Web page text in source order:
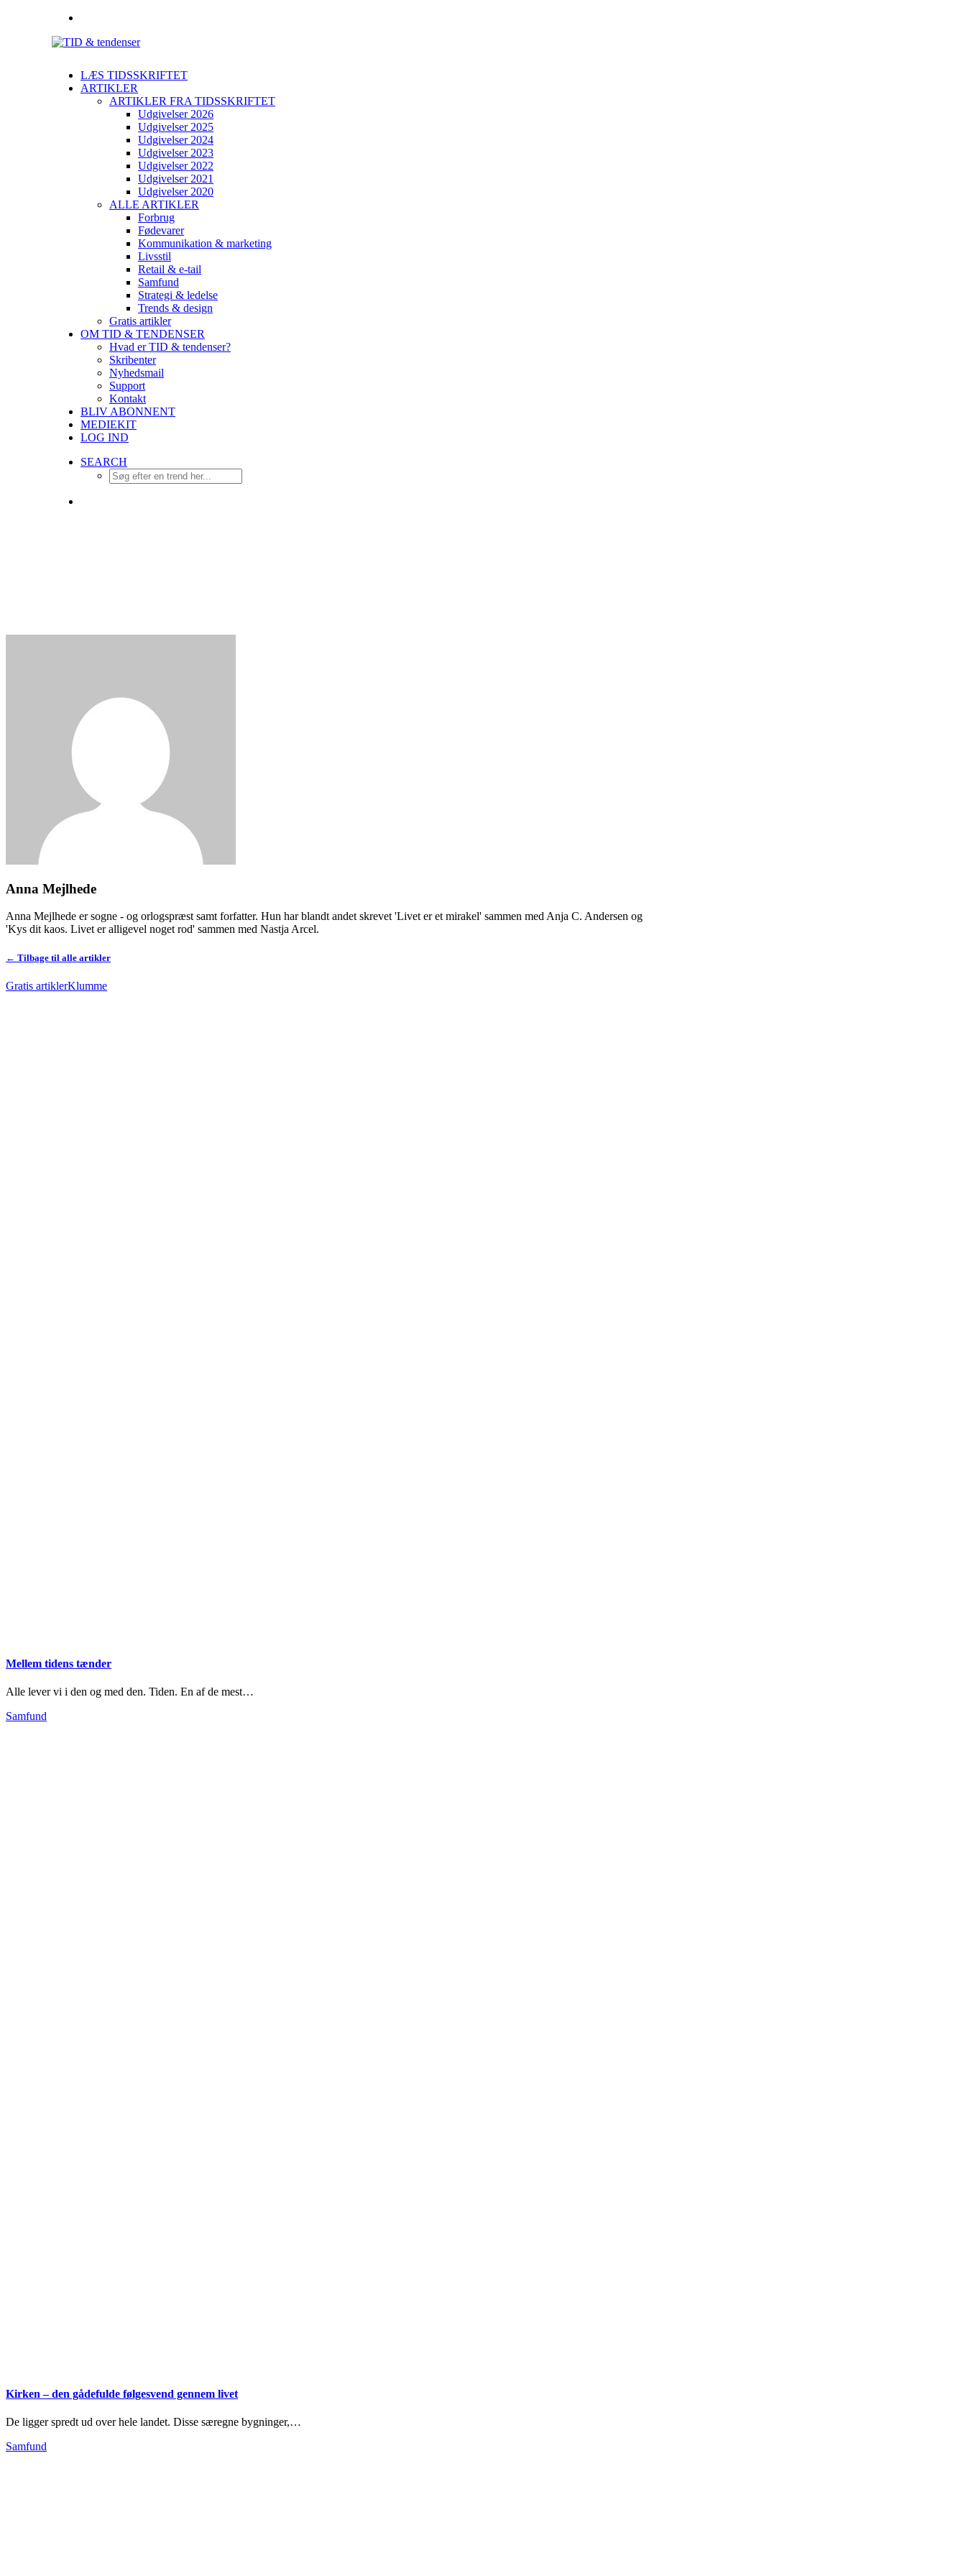
LÆS TIDSSKRIFTET
ARTIKLER
ARTIKLER FRA TIDSSKRIFTET
Udgivelser 2026
Udgivelser 2025
Udgivelser 2024
Udgivelser 2023
Udgivelser 2022
Udgivelser 2021
Udgivelser 2020
ALLE ARTIKLER
Forbrug
Fødevarer
Kommunikation & marketing
Livsstil
Retail & e-tail
Samfund
Strategi & ledelse
Trends & design
Gratis artikler
OM TID & TENDENSER
Hvad er TID & tendenser?
Skribenter
Nyhedsmail
Support
Kontakt
BLIV ABONNENT
MEDIEKIT
LOG IND
SEARCH
Anna Mejlhede
Anna Mejlhede er sogne - og orlogspræst samt forfatter. Hun har blandt andet skrevet 'Livet er et mirakel' sammen med Anja C. Andersen og
'Kys dit kaos. Livet er alligevel noget rod' sammen med Nastja Arcel.
← Tilbage til alle artikler
Gratis artiklerKlumme
Mellem tidens tænder
Alle lever vi i den og med den. Tiden. En af de mest…
Samfund
Kirken – den gådefulde følgesvend gennem livet
De ligger spredt ud over hele landet. Disse særegne bygninger,…
Samfund